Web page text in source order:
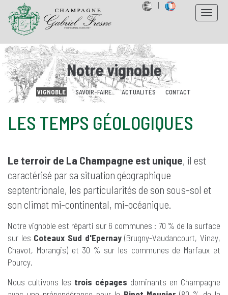
Toggle
|
Notre vignoble
VIGNOBLE SAVOIR-FAIRE ACTUALITÉS CONTACT
LES TEMPS GÉOLOGIQUES
Le terroir de La Champagne est unique, il est
caractérisé par sa situation géographique
septentrionale, les particularités de son sous-sol et
son climat mi-continental, mi-océanique.
Notre vignoble est réparti sur 6 communes : 70 % de la surface
sur les Coteaux Sud d'Epernay(Brugny-Vaudancourt, Vinay,
Chavot, Morangis) et 30 % sur les communes de Marfaux et
Pourcy.
Nous cultivons les trois cépages dominants en Champagne